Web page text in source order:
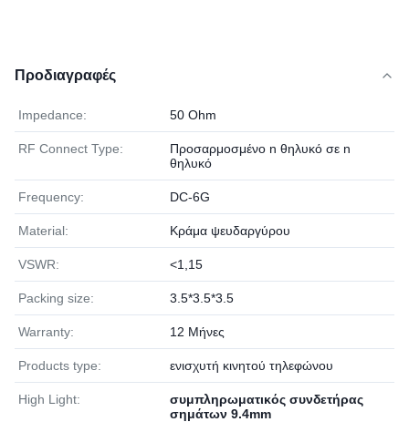
Προδιαγραφές
Impedance: 50 Ohm
RF Connect Type:
Προσαρμοσμένο n θηλυκό σε n
θηλυκό
Frequency: DC-6G
Material: Κράμα ψευδαργύρου
VSWR: <1,15
Packing size: 3.5*3.5*3.5
Warranty: 12 Μήνες
Products type: ενισχυτή κινητού τηλεφώνου
High Light:
συμπληρωματικός συνδετήρας
σημάτων 9.4mm